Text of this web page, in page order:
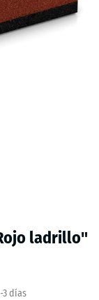
ladrillo"
3 días